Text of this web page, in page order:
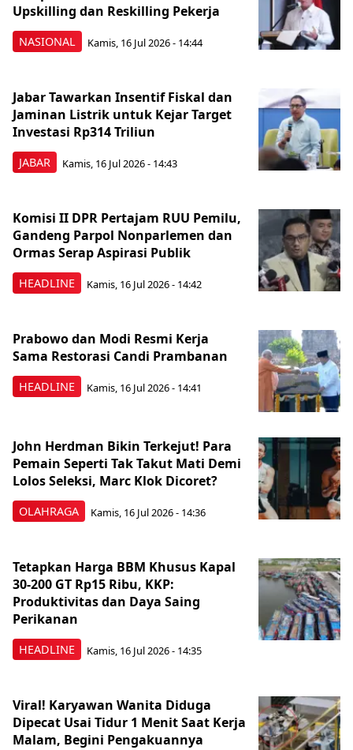
NASIONAL
Upskilling dan Reskilling Pekerja
Kamis, 16 Jul 2026 - 14:44
JABAR
Jabar Tawarkan Insentif Fiskal dan
Jaminan Listrik untuk Kejar Target
Investasi Rp314 Triliun
Kamis, 16 Jul 2026 - 14:43
HEADLINE
Komisi II DPR Pertajam RUU Pemilu,
Gandeng Parpol Nonparlemen dan
Ormas Serap Aspirasi Publik
Kamis, 16 Jul 2026 - 14:42
HEADLINE
Prabowo dan Modi Resmi Kerja
Sama Restorasi Candi Prambanan
Kamis, 16 Jul 2026 - 14:41
OLAHRAGA
John Herdman Bikin Terkejut! Para
Pemain Seperti Tak Takut Mati Demi
Lolos Seleksi, Marc Klok Dicoret?
Kamis, 16 Jul 2026 - 14:36
HEADLINE
Tetapkan Harga BBM Khusus Kapal
30-200 GT Rp15 Ribu, KKP:
Produktivitas dan Daya Saing
Perikanan
Kamis, 16 Jul 2026 - 14:35
Viral! Karyawan Wanita Diduga
Dipecat Usai Tidur 1 Menit Saat Kerja
Malam, Begini Pengakuannya